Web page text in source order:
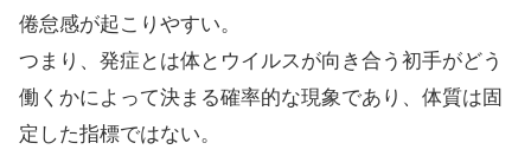
倦怠感が起こりやすい。
つまり、発症とは体とウイルスが向き合う初手がどう
働くかによって決まる確率的な現象であり、体質は固
定した指標ではない。